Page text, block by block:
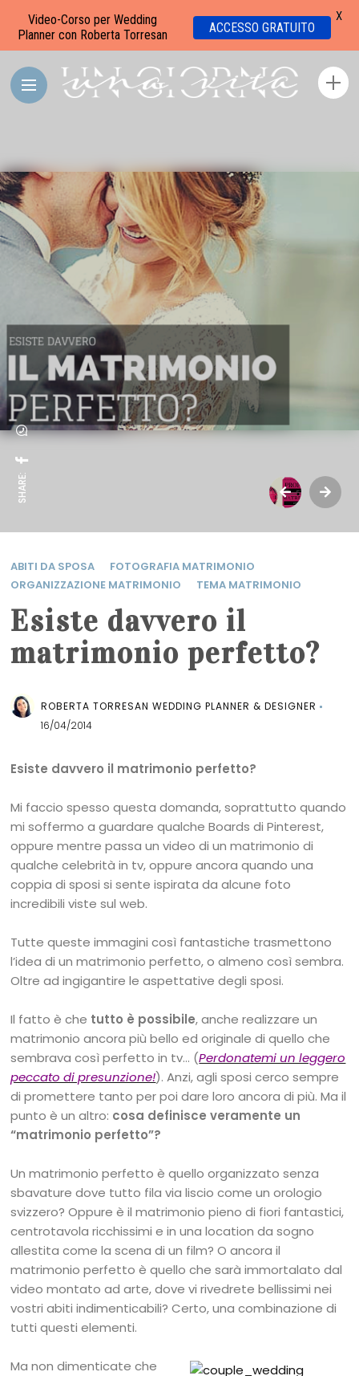
SHARE:
ABITI DA SPOSA
FOTOGRAFIA MATRIMONIO
ORGANIZZAZIONE MATRIMONIO
TEMA MATRIMONIO
Esiste davvero il
matrimonio perfetto?
ROBERTA TORRESAN WEDDING PLANNER & DESIGNER
16/04/2014
Esiste davvero il matrimonio perfetto?
Mi faccio spesso questa domanda, soprattutto quando
mi soffermo a guardare qualche Boards di Pinterest,
oppure mentre passa un video di un matrimonio di
qualche celebrità in tv, oppure ancora quando una
coppia di sposi si sente ispirata da alcune foto
incredibili viste sul web.
Tutte queste immagini così fantastiche trasmettono
l’idea di un matrimonio perfetto, o almeno così sembra.
Oltre ad ingigantire le aspettative degli sposi.
Il fatto è che tutto è possibile, anche realizzare un
matrimonio ancora più bello ed originale di quello che
sembrava così perfetto in tv… (Perdonatemi un leggero
peccato di presunzione!). Anzi, agli sposi cerco sempre
di promettere tanto per poi dare loro ancora di più. Ma il
punto è un altro: cosa definisce veramente un
“matrimonio perfetto”?
Un matrimonio perfetto è quello organizzato senza
sbavature dove tutto fila via liscio come un orologio
svizzero? Oppure è il matrimonio pieno di fiori fantastici,
centrotavola ricchissimi e in una location da sogno
allestita come la scena di un film? O ancora il
matrimonio perfetto è quello che sarà immortalato dal
video montato ad arte, dove vi rivedrete bellissimi nei
vostri abiti indimenticabili? Certo, una combinazione di
tutti questi elementi.
Ma non dimenticate che
Video-Corso per Wedding
Planner con Roberta Torresan
ACCESSO GRATUITO
X